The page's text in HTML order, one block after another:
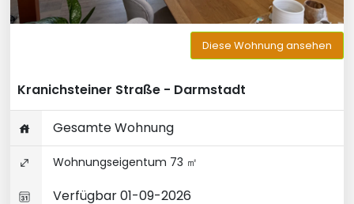
Diese Wohnung ansehen
Kranichsteiner Straße - Darmstadt
Gesamte Wohnung
Wohnungseigentum 73 ㎡
Verfügbar 01-09-2026